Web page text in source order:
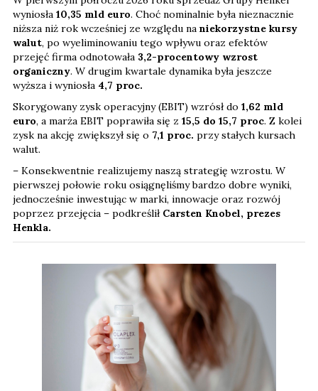
wyniosła 10,35 mld euro. Choć nominalnie była nieznacznie
niższa niż rok wcześniej ze względu na niekorzystne kursy
walut, po wyeliminowaniu tego wpływu oraz efektów
przejęć firma odnotowała 3,2-procentowy wzrost
organiczny. W drugim kwartale dynamika była jeszcze
wyższa i wyniosła 4,7 proc.
Skorygowany zysk operacyjny (EBIT) wzrósł do 1,62 mld
euro, a marża EBIT poprawiła się z 15,5 do 15,7 proc. Z kolei
zysk na akcję zwiększył się o 7,1 proc. przy stałych kursach
walut.
– Konsekwentnie realizujemy naszą strategię wzrostu. W
pierwszej połowie roku osiągnęliśmy bardzo dobre wyniki,
jednocześnie inwestując w marki, innowacje oraz rozwój
poprzez przejęcia – podkreślił Carsten Knobel, prezes
Henkla.